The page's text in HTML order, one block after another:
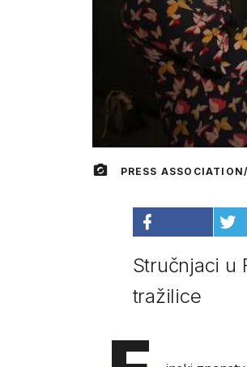
PRESS
Stručnjaci u
tražilice